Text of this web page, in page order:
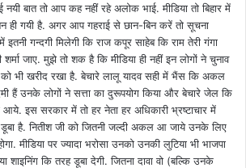
s
नयी बात तो आप कह नहीं रहे अलोक भाई. मीडिया तो बिहार में
ही गयी है. अगर आप गहराई से छान-बिन करें तो सूचना
इतनी गन्दगी मिलेगी कि राज कपूर साहेब कि राम तेरी गंगा
शर्मा जाए. मुझे तो शक है कि मीडिया ही नहीं इन लोगों ने चुनाव
भी खरीद रखा है. बेचारे लालू यादव सही में भैंस कि अकल
हैं उनके लोगों ने सत्ता का दुरूपयोग किया और बेचारे जेल कि
आये. इस सरकार में तो हर नेता हर अधिकारी भ्रष्टाचार में
है. नितीश जी को जितनी जल्दी अकल आ जाये उनके लिए
मीडिया पर ज्यादा भरोसा उनको उनकी लुटिया भी भाजपा
शाइनिंग कि तरह डूबा देगी. जितना दावा वो (बल्कि उनके